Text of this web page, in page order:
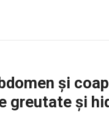
și
greutate și